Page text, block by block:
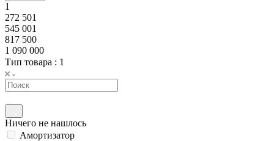
1
272 501
545 001
817 500
1 090 000
Тип товара : 1
Ничего не нашлось
Амортизатор